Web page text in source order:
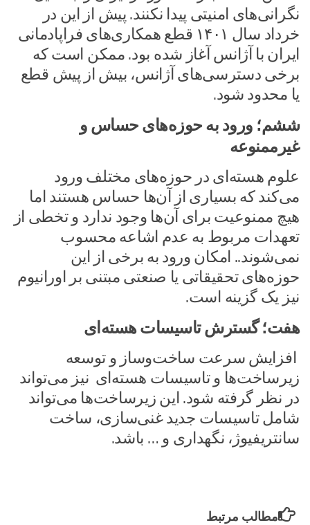
نگرانی‌های امنیتی پیدا نکنند. پیش از این در
خرداد سال ۱۴۰۱ قطع همکاری‌های فراپادمانی
ایران با آژانس آغاز شده بود. ممکن است که
برخی دسترسی‌های آژانس، بیش از پیش قطع
یا محدود شود.
ششم؛ ورود به حوزه‌های حساس و
غیرممنوعه
علوم هسته‌ای در حوزه‌های مختلف ورود
می‌کند که بسیاری از آن‌ها حساس هستند اما
هیچ ممنوعیت برای آن‌ها وجود ندارد و تخطی از
تعهدات مربوط به عدم اشاعه محسوب
نمی‌شوند.. امکان ورود به برخی از این
حوزه‌های تحقیقاتی یا صنعتی مبتنی بر اورانیوم
نیز یک گزینه است.
هفت؛ گسترش تاسیسات هسته‌ای
افزایش سرعت ساخت‌وساز و توسعه
زیرساخت‌ها و تاسیسات هسته‌ای نیز می‌تواند
در نظر گرفته شود. این زیرساخت‌ها می‌تواند
شامل تاسیسات جدید غنی‌سازی، ساخت
سانتریفیوژ، نگهداری و … باشد.
مطالب مرتبط